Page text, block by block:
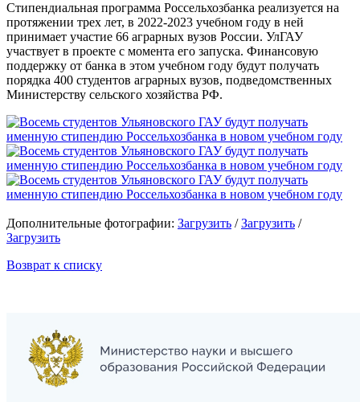
Стипендиальная программа Россельхозбанка реализуется на
протяжении трех лет, в 2022-2023 учебном году в ней
принимает участие 66 аграрных вузов России. УлГАУ
участвует в проекте с момента его запуска. Финансовую
поддержку от банка в этом учебном году будут получать
порядка 400 студентов аграрных вузов, подведомственных
Министерству сельского хозяйства РФ.
Дополнительные фотографии: Загрузить /Загрузить /
Загрузить
Возврат к списку